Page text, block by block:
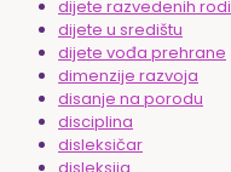
dijete razvedenih
dijete u središtu
dijete vođa prehrane
dimenzije razvoja
disanje na porodu
disciplina
disleksičar